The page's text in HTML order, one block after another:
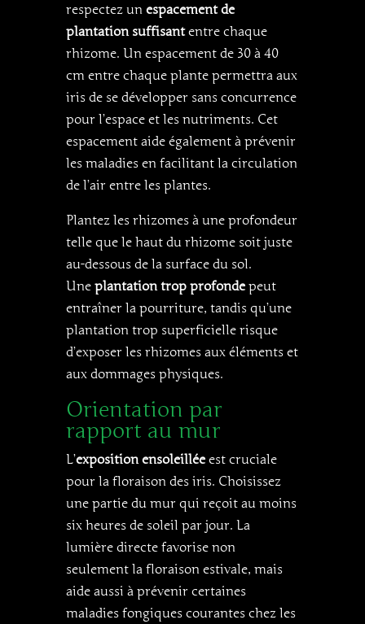
respectez un espacement de
plantation suffisant entre chaque
rhizome. Un espacement de 30 à 40
cm entre chaque plante permettra aux
iris de se développer sans concurrence
pour l’espace et les nutriments. Cet
espacement aide également à prévenir
les maladies en facilitant la circulation
de l’air entre les plantes.
Plantez les rhizomes à une profondeur
telle que le haut du rhizome soit juste
au-dessous de la surface du sol.
Une plantation trop profonde peut
entraîner la pourriture, tandis qu’une
plantation trop superficielle risque
d’exposer les rhizomes aux éléments et
aux dommages physiques.
Orientation par
rapport au mur
L’exposition ensoleillée est cruciale
pour la floraison des iris. Choisissez
une partie du mur qui reçoit au moins
six heures de soleil par jour. La
lumière directe favorise non
seulement la floraison estivale, mais
aide aussi à prévenir certaines
maladies fongiques courantes chez les